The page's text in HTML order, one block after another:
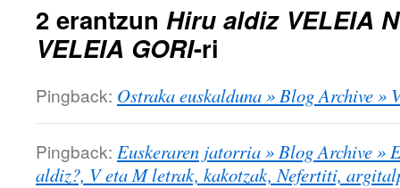
2 erantzun Hiru aldiz VELEIA
VELEIA GORI-ri
Pingback: Ostraka euskalduna » Blog Archive
Pingback: Euskeraren jatorria » Blog Archive »
aldiz?, V eta M letrak, kakotzak, Nefertiti,